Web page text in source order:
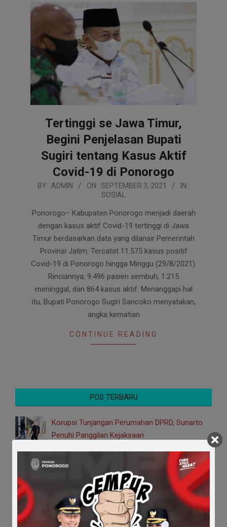
Tertinggi se Jawa Timur,
Begini Penjelasan Bupati
Sugiri tentang Kasus Aktif
Covid-19 di Ponorogo
2021-
03
BY: ADMIN ON: SEPTEMBER 3, 2021
IN:
SOSIAL
Ponorogo– Kabupaten Ponorogo menjadi daerah
dengan kasus aktif Covid-19 tertinggi di Jawa
Timur berdasarkan data yang dilansir Pemerintah
Provinsi Jatim. Tercatat 11.575 kasus positif
Covid-19 di Ponorogo hingga Minggu (29/8/2021).
Rinciannya, 9.496 pasien sembuh, 1.215
meninggal, dan 864 kasus aktif. Menanggapi hal
itu, Bupati Ponorogo Sugiri Sancoko menyatakan,
angka kematian
CONTINUE READING
POS TERBARU
Korupsi Tunjangan Perumahan DPRD, Sunarto
Penuhi Panggilan Kejaksaan
Alasan Kesehatan “Naruto” Tak Penuhi
Panggilan Kejaksaan
August 4, 2026
Cari Keadilan, Wanita Korban Penganiayaan